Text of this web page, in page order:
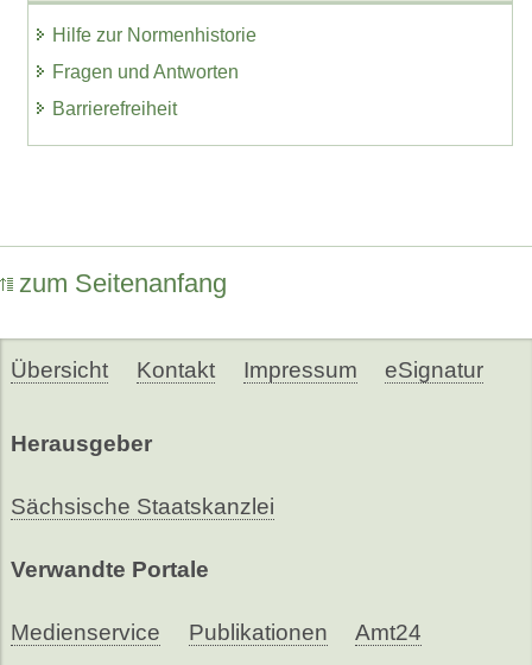
Hilfe zur Normenhistorie
Fragen und Antworten
Barrierefreiheit
zum Seitenanfang
Übersicht Kontakt Impressum eSignatur
Herausgeber
Sächsische Staatskanzlei
Verwandte Portale
Medienservice Publikationen Amt24